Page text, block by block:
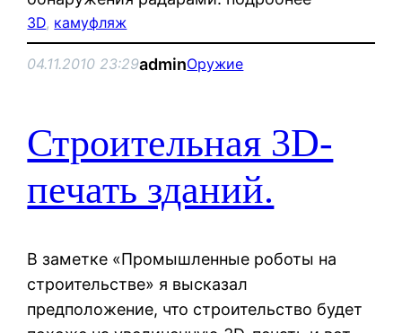
3D, камуфляж
04.11.2010 23:29adminОружие
Строительная 3D-
печать зданий.
В заметке «Промышленные роботы на
строительстве» я высказал
предположение, что строительство будет